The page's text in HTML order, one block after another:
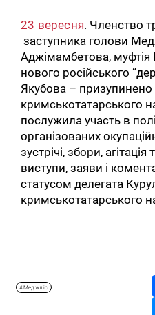
23 вересня. Членство
заступника голови
Аджімамбетова, муфтія
нового російського
Якубова –
кримськотатарського
послужила участь в
організованих
зустрічі, збори,
виступи, заяви і
статусом делегата
кримськотатарського
#Меджліс